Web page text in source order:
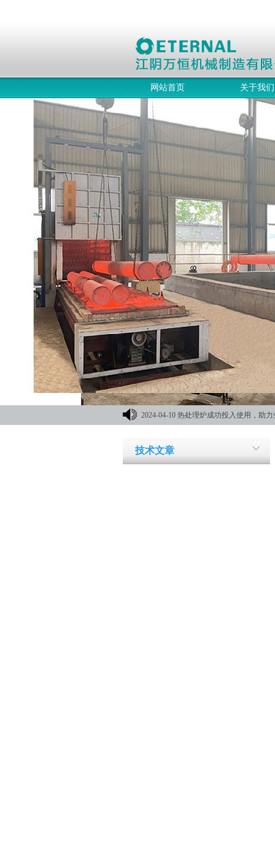
网站首页 关于我们
2024-04-10 热处理炉成功投入使用，助
技术文章